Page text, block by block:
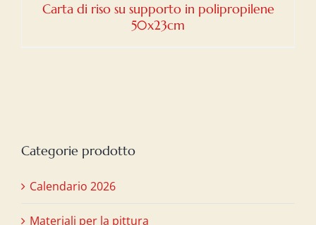
Carta di riso su supporto in polipropilene
50x23cm
Categorie prodotto
Calendario 2026
Materiali per la pittura